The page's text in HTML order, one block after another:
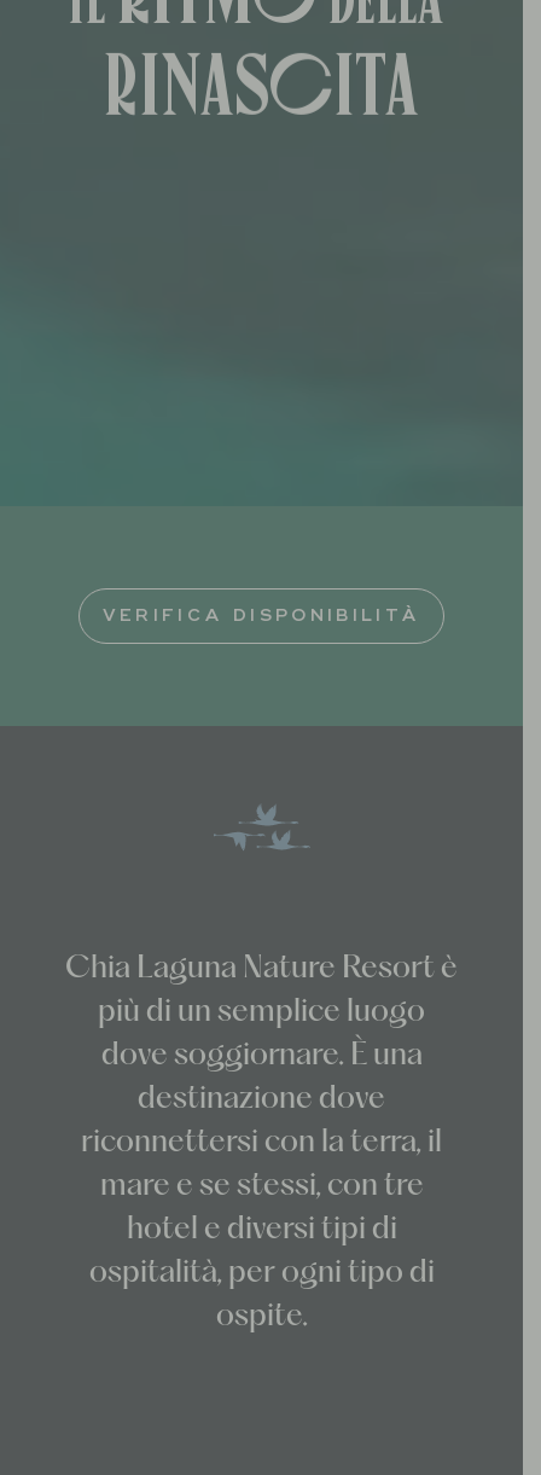
Festa
HOTEL VERIFICA DISPONIBILITÀ
Chia Laguna Nature Resort è
più di un semplice luogo
dove soggiornare. È una
destinazione dove
riconnettersi con la terra, il
mare e se stessi, con tre
hotel e diversi tipi di
ospitalità, per ogni tipo di
ospite.